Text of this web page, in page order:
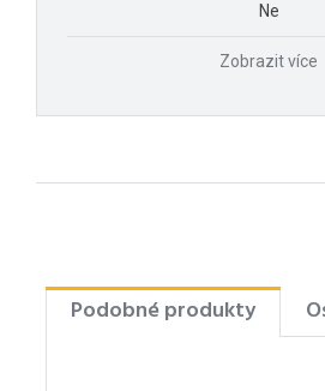
Ne
Zobrazit více
Podobné produkty